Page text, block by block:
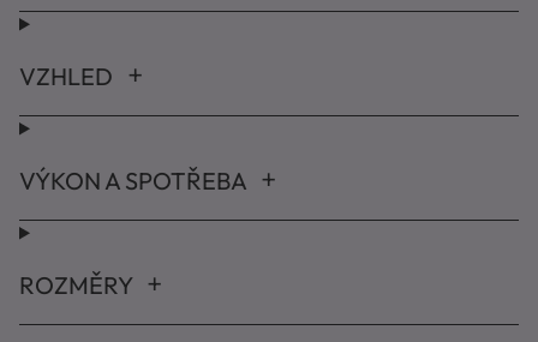
VZHLED
VÝKON A SPOTŘEBA
ROZMĚRY